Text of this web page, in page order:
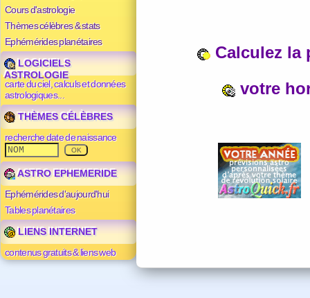
Cours d'astrologie
Thèmes célèbres & stats
Ephémérides planétaires
LOGICIELS
ASTROLOGIE
carte du ciel, calculs et données
astrologiques...
THÈMES CÉLÈBRES
recherche date de naissance
ASTRO EPHEMERIDE
Ephémérides d'aujourd'hui
Tables planétaires
LIENS INTERNET
contenus gratuits & liens web
Calculez la
votre